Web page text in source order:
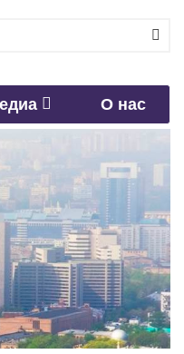
О нас